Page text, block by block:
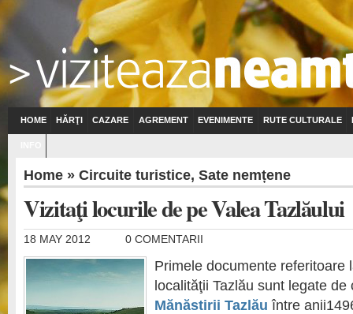
HOME HĂRŢI CAZARE AGREMENT EVENIMENTE RUTE CULTURALE
Home » Circuite turistice, Sate nemțene
Vizitaţi locurile de pe Valea Tazlăului
18 MAY 2012 0 COMENTARII
Primele documente referitoare
localităţii Tazlău sunt legate de
Mănăstirii Tazlău între